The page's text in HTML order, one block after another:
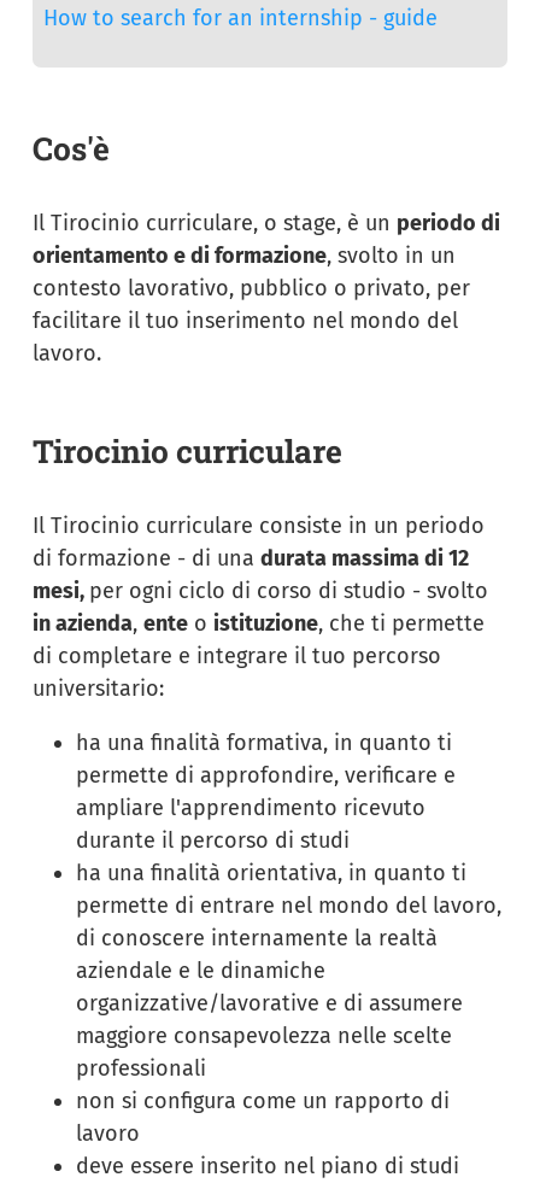
How to search for an internship - guide
Cos'è
Il Tirocinio curriculare, o stage, è un periodo di
orientamento e di formazione, svolto in un
contesto lavorativo, pubblico o privato, per
facilitare il tuo inserimento nel mondo del
lavoro.
Tirocinio curriculare
Il Tirocinio curriculare consiste in un periodo
di formazione - di una durata massima di 12
mesi, per ogni ciclo di corso di studio - svolto
in azienda, ente o istituzione, che ti permette
di completare e integrare il tuo percorso
universitario:
ha una finalità formativa, in quanto ti
permette di approfondire, verificare e
ampliare l'apprendimento ricevuto
durante il percorso di studi
ha una finalità orientativa, in quanto ti
permette di entrare nel mondo del lavoro,
di conoscere internamente la realtà
aziendale e le dinamiche
organizzative/lavorative e di assumere
maggiore consapevolezza nelle scelte
professionali
non si configura come un rapporto di
lavoro
deve essere inserito nel piano di studi